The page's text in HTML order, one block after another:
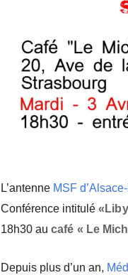
L’antenne MSF
Conférence intitulé
18h30 au café « Le
Depuis plus d’un an,